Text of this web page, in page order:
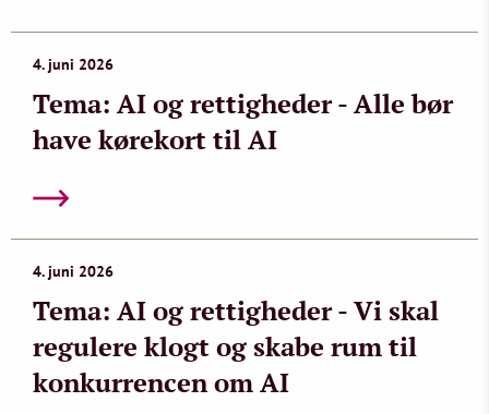
4. juni 2026
Tema: AI og rettigheder - Alle bør
have kørekort til AI
4. juni 2026
Tema: AI og rettigheder - Vi skal
regulere klogt og skabe rum til
konkurrencen om AI